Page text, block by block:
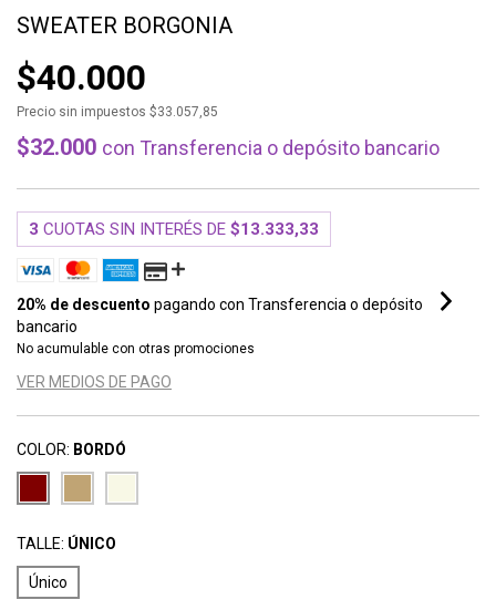
SWEATER BORGONIA
$40.000
Precio sin impuestos $33.057,85
$32.000 con Transferencia o depósito bancario
3 CUOTAS SIN INTERÉS DE $13.333,33
20% de descuento pagando con Transferencia o depósito
bancario
No acumulable con otras promociones
VER MEDIOS DE PAGO
COLOR: BORDÓ
TALLE: ÚNICO
Único